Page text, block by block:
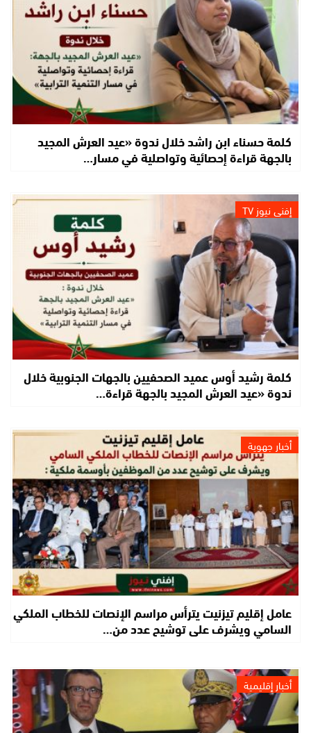
كلمة حسناء ابن راشد خلال ندوة «عيد العرش المجيد
بالجهة قراءة إحصائية وتواصلية في مسار…
إفني نيوز TV
كلمة رشيد أوس عميد الصحفيين بالجهات الجنوبية خلال
ندوة «عيد العرش المجيد بالجهة قراءة…
أخبار جهوية
عامل إقليم تيزنيت يترأس مراسم الإنصات للخطاب الملكي
السامي ويشرف على توشيح عدد من…
أخبار إقليمية